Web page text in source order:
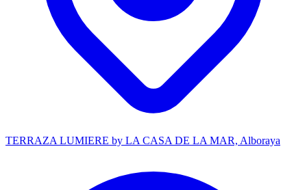
TERRAZA LUMIERE by LA CASA DE LA MAR, Alboraya